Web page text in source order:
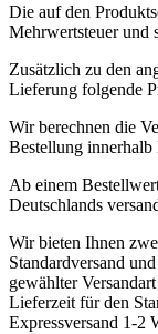
Die auf den
Mehrwertsteuer und
Zusätzlich zu den
Lieferung folgende
Wir berechnen die
Bestellung innerhalb
Ab einem
Deutschlands
Wir bieten Ihnen
Standardversand
gewählter
Lieferzeit für den
Expressversand 1-2